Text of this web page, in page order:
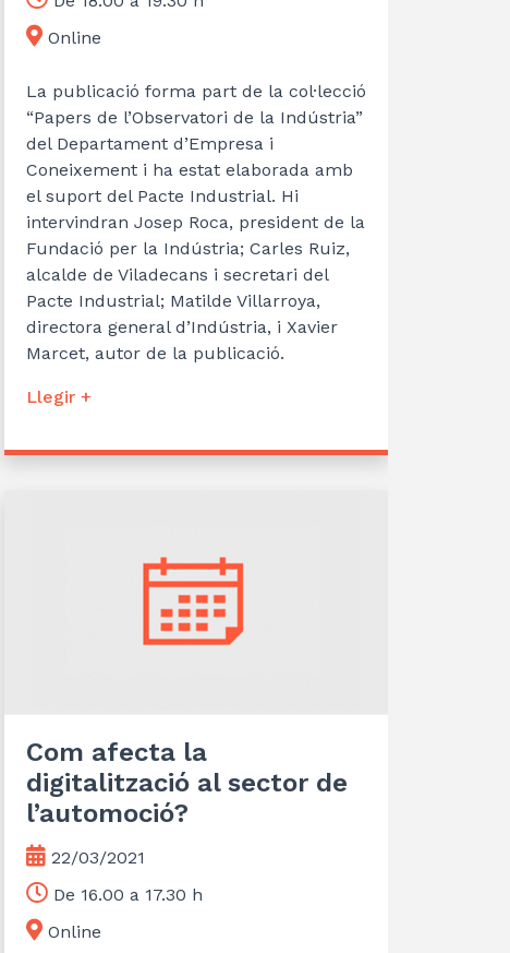
Online
La publicació forma part de la col·lecció
“Papers de l’Observatori de la Indústria”
del Departament d’Empresa i
Coneixement i ha estat elaborada amb
el suport del Pacte Industrial. Hi
intervindran Josep Roca, president de la
Fundació per la Indústria; Carles Ruiz,
alcalde de Viladecans i secretari del
Pacte Industrial; Matilde Villarroya,
directora general d’Indústria, i Xavier
Marcet, autor de la publicació.
Llegir +
Com afecta la
digitalització al sector de
l’automoció?
22/03/2021
De 16.00 a 17.30 h
Online